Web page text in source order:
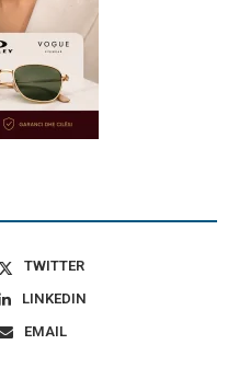
TWITTER
LINKEDIN
EMAIL